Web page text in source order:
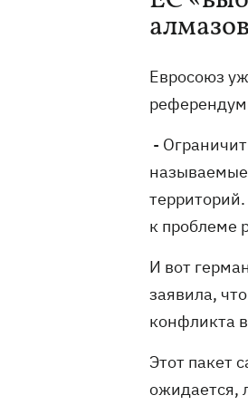
алмазов
Евросоюз
-
к проблеме
И вот
заявила,
конфликта
Этот пакет
ожидается,